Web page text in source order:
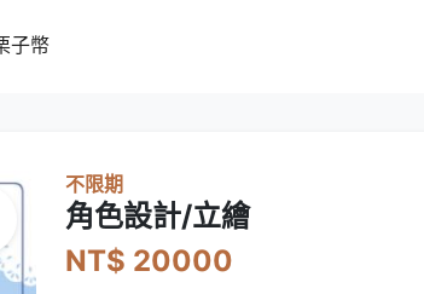
子幣
不限期
角色設計/立繪
NT$ 20000